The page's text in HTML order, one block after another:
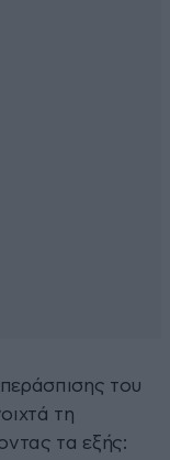
του
τη
τα εξής: